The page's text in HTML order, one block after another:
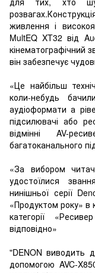
живлення і
MultEQ XT32 від
кінематографічний
він забезпечує
«Це найбільш
коли-небудь
аудіоформати а
підсилювачі або
відмінні AV-
багатоканального
«За вибором
удостоїлися
нинішньої серії
«Продуктом року» в
категорії
відповідно»
"DENON виводить
допомогою AVC-